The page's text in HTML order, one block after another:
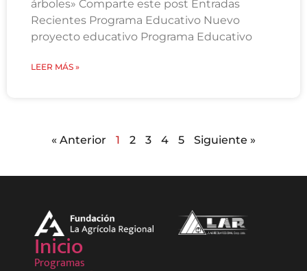
árboles» Comparte este post Entradas
Recientes Programa Educativo Nuevo
proyecto educativo Programa Educativo
LEER MÁS »
« Anterior 1 2 3 4 5 Siguiente »
Inicio
Programas